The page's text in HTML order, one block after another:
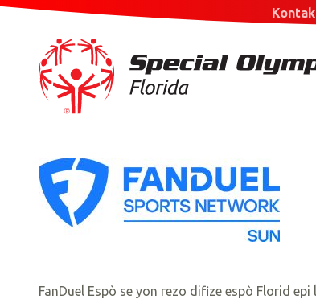
FanDuel Espò se yon rezo difize espò Florid